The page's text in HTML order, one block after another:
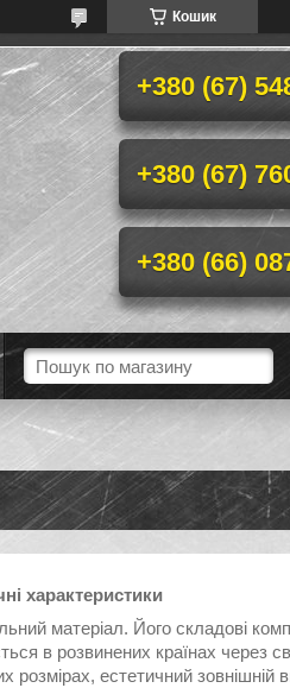
Кошик
+380 (67)
+380 (67)
+380 (66)
характеристики
матеріал. Його складові
в розвинених країнах через
розмірах, естетичний зовнішній